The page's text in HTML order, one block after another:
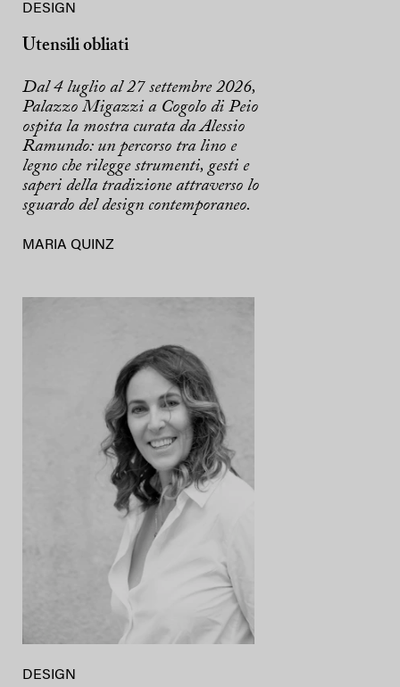
DESIGN
Utensili obliati
Dal 4 luglio al 27 settembre 2026,
Palazzo Migazzi a Cogolo di Peio
ospita la mostra curata da Alessio
Ramundo: un percorso tra lino e
legno che rilegge strumenti, gesti e
saperi della tradizione attraverso lo
sguardo del design contemporaneo.
MARIA QUINZ
DESIGN